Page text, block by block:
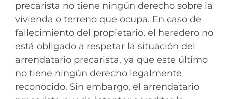
precarista no tiene ningún derecho sobre la
vivienda o terreno que ocupa. En caso de
fallecimiento del propietario, el heredero no
está obligado a respetar la situación del
arrendatario precarista, ya que este último
no tiene ningún derecho legalmente
reconocido. Sin embargo, el arrendatario